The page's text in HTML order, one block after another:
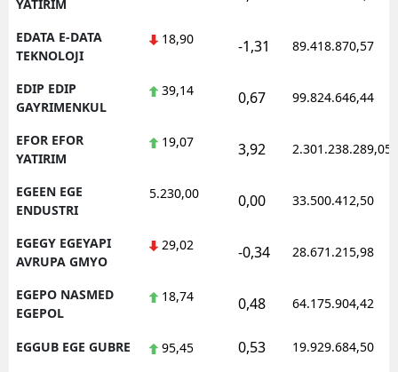
YATIRIM
EDATA E-DATA
TEKNOLOJI
18,90 -1,31 89.418.870,57
EDIP EDIP
GAYRIMENKUL
39,14 0,67 99.824.646,44
EFOR EFOR
YATIRIM
19,07 3,92 2.301.238.289,05
EGEEN EGE
ENDUSTRI
5.230,00 0,00 33.500.412,50
EGEGY EGEYAPI
AVRUPA GMYO
29,02 -0,34 28.671.215,98
EGEPO NASMED
EGEPOL
18,74 0,48 64.175.904,42
EGGUB EGE GUBRE 95,45 0,53 19.929.684,50